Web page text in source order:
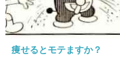
痩せるとモテますか？